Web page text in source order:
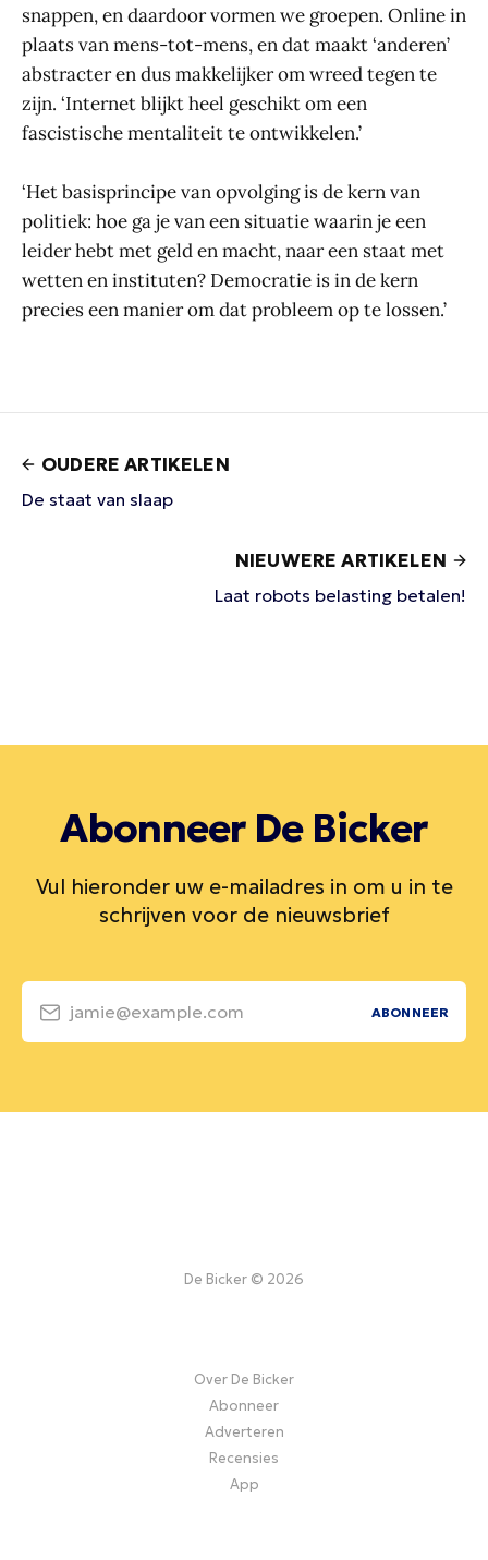
snappen, en daardoor vormen we groepen. Online in
plaats van mens-tot-mens, en dat maakt ‘anderen’
abstracter en dus makkelijker om wreed tegen te
zijn. ‘Internet blijkt heel geschikt om een
fascistische mentaliteit te ontwikkelen.’
‘Het basisprincipe van opvolging is de kern van
politiek: hoe ga je van een situatie waarin je een
leider hebt met geld en macht, naar een staat met
wetten en instituten? Democratie is in de kern
precies een manier om dat probleem op te lossen.’
OUDERE ARTIKELEN
De staat van slaap
NIEUWERE ARTIKELEN
Laat robots belasting betalen!
Abonneer De Bicker
Vul hieronder uw e-mailadres in om u in te
schrijven voor de nieuwsbrief
jamie@example.com ABONNEER
De Bicker © 2026
Over De Bicker
Abonneer
Adverteren
Recensies
App